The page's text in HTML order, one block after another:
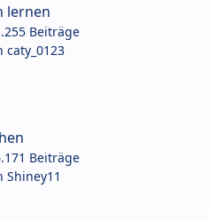
lernen
Beiträge
caty_0123
Beiträge
Shiney11